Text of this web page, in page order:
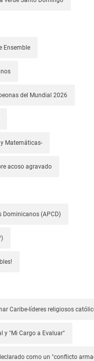
Ensemble
del Mundial 2026
Matemáticas-
acoso agravado
Dominicanos (APCD)
Caribe-líderes religiosos
y "Mi Cargo a Evaluar"
como un "conflicto